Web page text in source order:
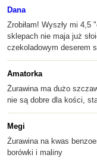
Dana
Zrobiłam! Wyszły mi 4,5
sklepach nie maja już
czekoladowym deserem
Amatorka
Żurawina ma dużo
nie są dobre dla kości,
Megi
Żurawina na kwas
borówki i maliny